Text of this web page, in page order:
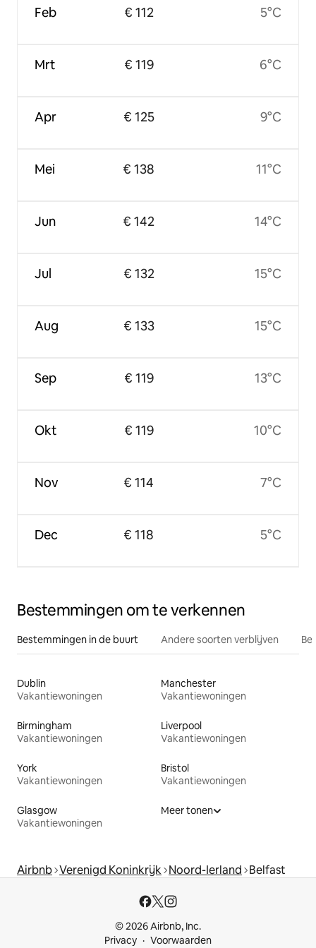
Feb
Mrt
Apr
Mei
Jun
Jul
Aug
Sep
Okt
Nov
Dec
€ 112
€ 119
€ 125
€ 138
€ 142
€ 132
€ 133
€ 119
€ 119
€ 114
€ 118
5°C
6°C
9°C
11°C
14°C
15°C
15°C
13°C
10°C
7°C
5°C
Bestemmingen om te verkennen
Bestemmingen in de buurt Andere soorten verblijven
Dublin
Vakantiewoningen
Manchester
Vakantiewoningen
Birmingham
Vakantiewoningen
Liverpool
Vakantiewoningen
York
Vakantiewoningen
Bristol
Vakantiewoningen
Glasgow
Vakantiewoningen
Meer tonen
Airbnb Verenigd Koninkrijk Noord-Ierland Belfast
© 2026 Airbnb, Inc.
Privacy
Voorwaarden